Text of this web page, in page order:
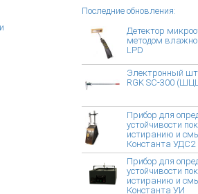
Последние обновления:
Детектор
методом
LPD
Электронный
RGK SC-300
Прибор для
устойчивости
истиранию и
Константа УДС2
Прибор для
устойчивости
истиранию и
Константа УИ